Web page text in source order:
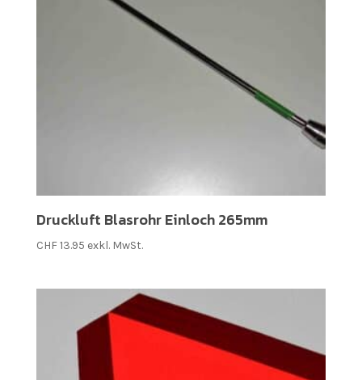
Druckluft Blasrohr Einloch 265mm
CHF13.95 exkl. MwSt.